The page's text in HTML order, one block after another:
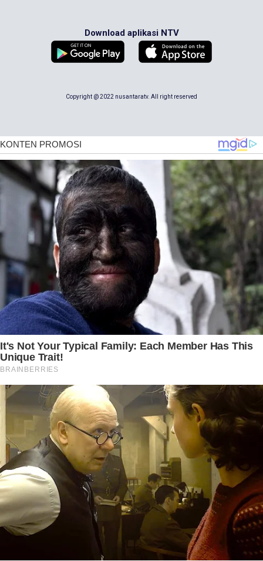
Download aplikasi NTV
Copyright @ 2022 nusantaratv. All right reserved